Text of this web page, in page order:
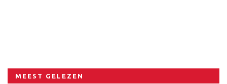
MEEST GELEZEN